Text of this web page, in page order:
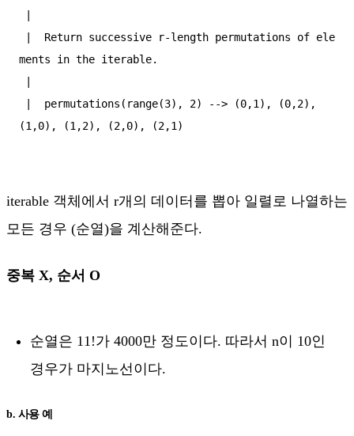
ments in the iterable.
iterable 객체에서 r개의 데이터를 뽑아 일렬로 나열하는
모든 경우 (순열)을 계산해준다.
중복 X, 순서 O
순열은 11!가 4000만 정도이다. 따라서 n이 10인
경우가 마지노선이다.
b. 사용 예